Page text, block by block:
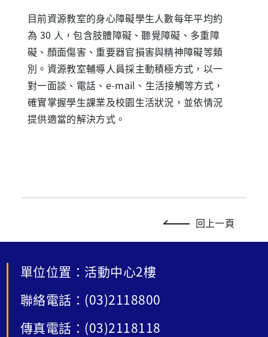
目前資源教室的身心障礙學生人數每年平均約
為 30 人，包含肢體障礙、聽覺障礙、多重障
礙、顏面傷害、重要器官損害與精神障礙等類
別。資源教室輔導人員採主動積極方式，以一
對一面談、電話、e-mail、生活接觸等方式，
確實掌握學生課業及校園生活狀況，並依情況
提供適當的解決方式。
回上一頁
單位位置：活動中心2樓
聯絡電話：(03)2118800
傳真電話：(03)2118118